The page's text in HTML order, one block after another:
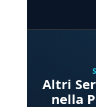
Altri
nella